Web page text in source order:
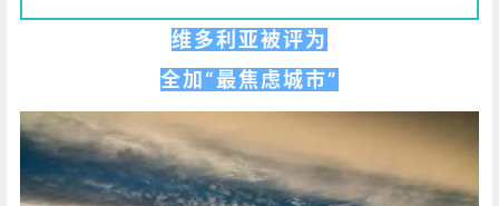
维多利亚被评为
全加“最焦虑城市”